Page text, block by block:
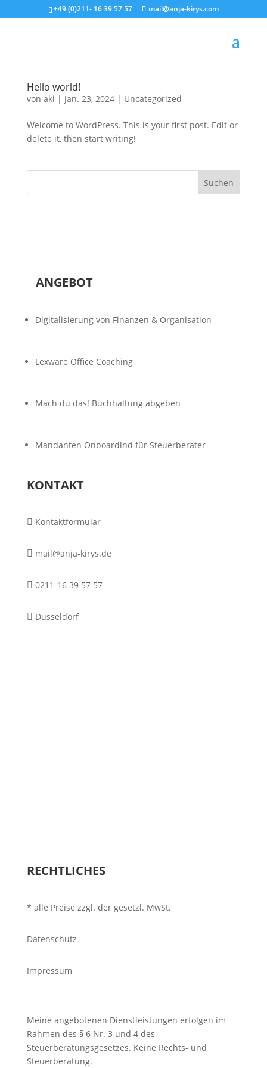
+49 (0)211- 16 39 57 57 mail@anja-kirys.com
Hello world!
von aki | Jan. 23, 2024| Uncategorized
Welcome to WordPress. This is your first post. Edit or
delete it, then start writing!
Suchen
ANGEBOT
Digitalisierung von Finanzen & Organisation
Lexware Office Coaching
Mach du das! Buchhaltung abgeben
Mandanten Onboardind für Steuerberater
KONTAKT
 Kontaktformular
 mail@anja-kirys.de
 0211-16 39 57 57
 Düsseldorf
RECHTLICHES
* alle Preise zzgl. der gesetzl. MwSt.
Datenschutz
Impressum
Meine angebotenen Dienstleistungen erfolgen im
Rahmen des § 6 Nr. 3 und 4 des
Steuerberatungsgesetzes. Keine Rechts- und
Steuerberatung.